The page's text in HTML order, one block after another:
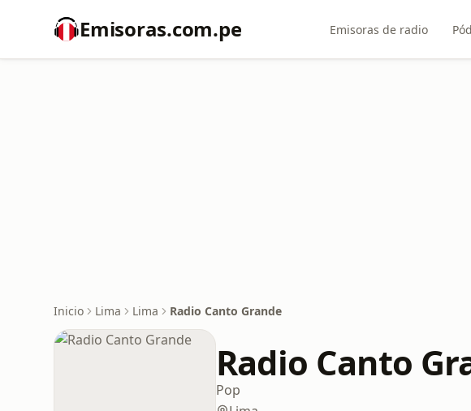
Emisoras.com.pe Emisoras de radio
Inicio Lima Lima Radio Canto Grande
Radio Canto
Pop